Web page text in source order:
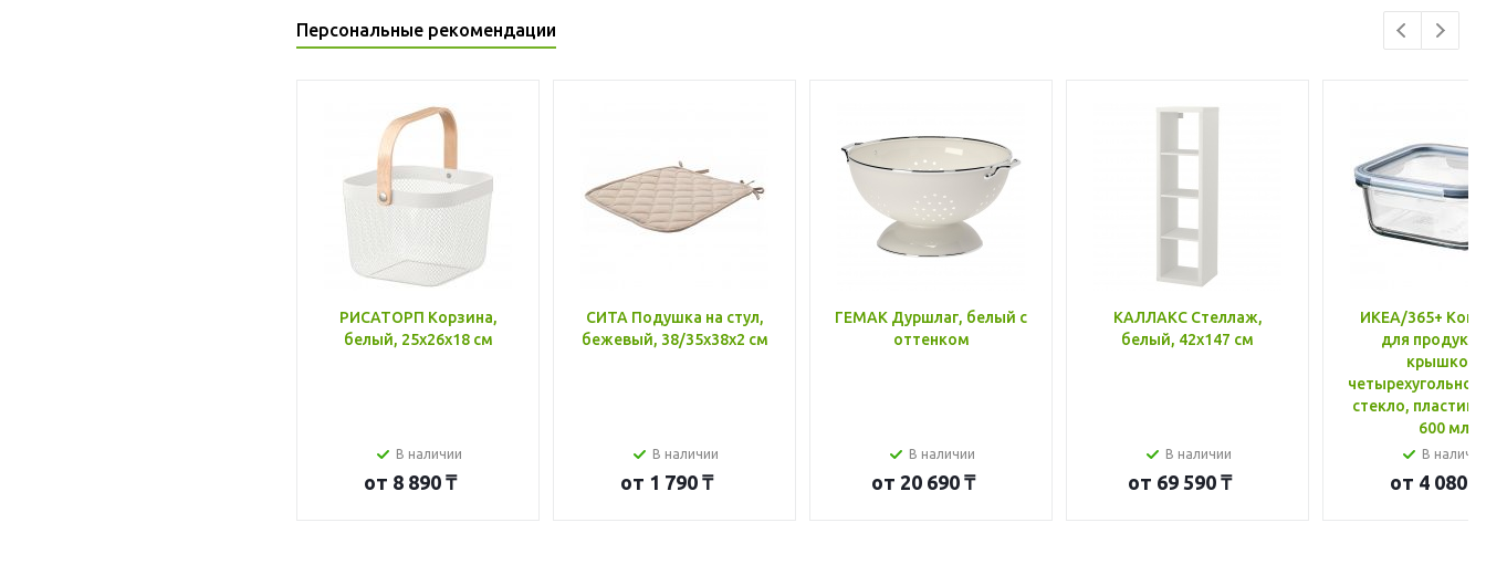
Персональные рекомендации
РИСАТОРП Корзина,
белый, 25x26x18 см
В наличии
от 8 890 ₸
СИТА Подушка на стул,
бежевый, 38/35x38x2 см
В наличии
от 1 790 ₸
ГЕМАК Дуршлаг, белый с
оттенком
В наличии
от 20 690 ₸
КАЛЛАКС Стеллаж,
белый, 42x147 см
В наличии
от 69 590 ₸
ИКЕА/365+
для
крышкой,
стекло, пластик
600 мл
В
от 4 080 ₸